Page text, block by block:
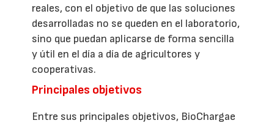
reales, con el objetivo de que las soluciones
desarrolladas no se queden en el laboratorio,
sino que puedan aplicarse de forma sencilla
y útil en el día a día de agricultores y
cooperativas.
Principales objetivos
Entre sus principales objetivos, BioChargae